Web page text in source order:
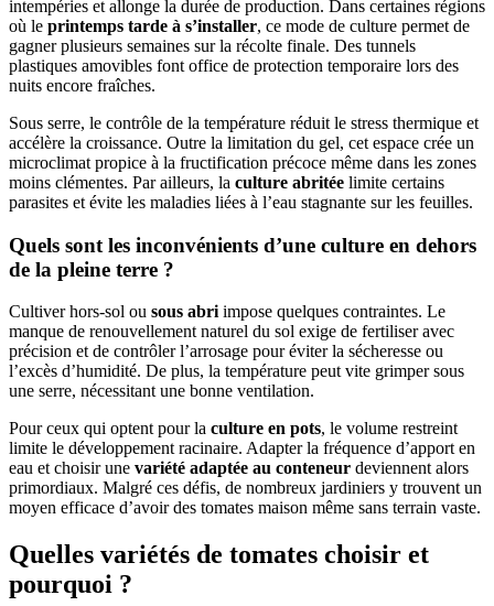
intempéries et allonge la durée de production. Dans certaines régions
où le printemps tarde à s’installer, ce mode de culture permet de
gagner plusieurs semaines sur la récolte finale. Des tunnels
plastiques amovibles font office de protection temporaire lors des
nuits encore fraîches.
Sous serre, le contrôle de la température réduit le stress thermique et
accélère la croissance. Outre la limitation du gel, cet espace crée un
microclimat propice à la fructification précoce même dans les zones
moins clémentes. Par ailleurs, la culture abritée limite certains
parasites et évite les maladies liées à l’eau stagnante sur les feuilles.
Quels sont les inconvénients d’une culture en dehors
de la pleine terre ?
Cultiver hors-sol ou sous abri impose quelques contraintes. Le
manque de renouvellement naturel du sol exige de fertiliser avec
précision et de contrôler l’arrosage pour éviter la sécheresse ou
l’excès d’humidité. De plus, la température peut vite grimper sous
une serre, nécessitant une bonne ventilation.
Pour ceux qui optent pour la culture en pots, le volume restreint
limite le développement racinaire. Adapter la fréquence d’apport en
eau et choisir une variété adaptée au conteneur deviennent alors
primordiaux. Malgré ces défis, de nombreux jardiniers y trouvent un
moyen efficace d’avoir des tomates maison même sans terrain vaste.
Quelles variétés de tomates choisir et
pourquoi ?